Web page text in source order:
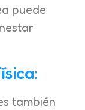
puede
también